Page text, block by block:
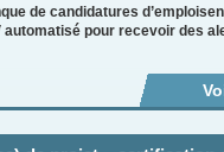
de candidatures
pour recevoir des